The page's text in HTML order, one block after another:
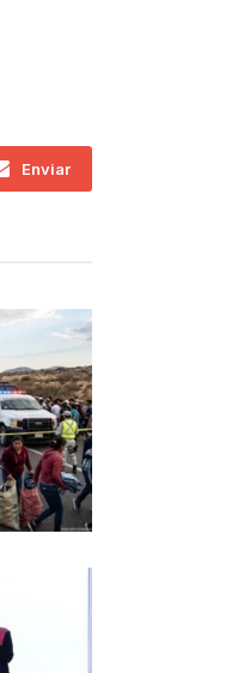
Enviar